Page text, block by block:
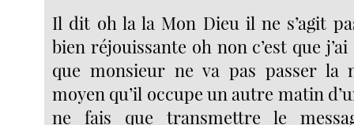
Il dit oh la la Mon Dieu il ne s’agit
bien réjouissante oh non c’est que
que monsieur ne va pas passer la
moyen qu’il occupe un autre matin
ne fais que transmettre le